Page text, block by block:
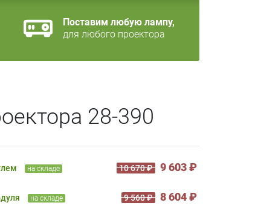
Поставим любую лампу,
для любого проектора
28-390
на складе 10 670 ₽ 9 603 ₽
на складе 9 560 ₽ 8 604 ₽